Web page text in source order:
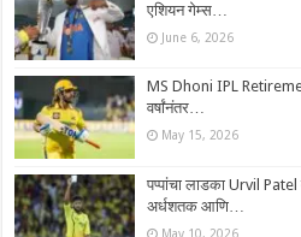
एशियन गेम्स…
June 6, 2026
MS Dhoni IPL
वर्षांनंतर…
May 15, 2026
पप्पांचा लाडका Urvil
अर्धशतक आणि…
May 10, 2026